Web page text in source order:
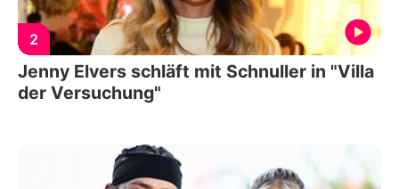
2
Jenny Elvers schläft mit Schnuller in "Villa
der Versuchung"